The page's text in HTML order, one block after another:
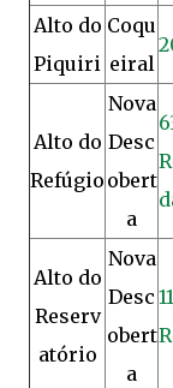
Alto do
Piquiri
Coqu
eiral
Alto do
Refúgio
Nova
Desc
obert
a
Alto do
Reserv
atório
Nova
Desc
obert
a